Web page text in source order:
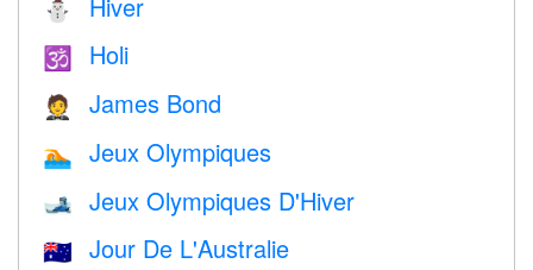
⛄
🕉 Holi
🤵 James Bond
🏊 Jeux Olympiques
🎿 Jeux Olympiques D'Hiver
🇦🇺 Jour De L'Australie